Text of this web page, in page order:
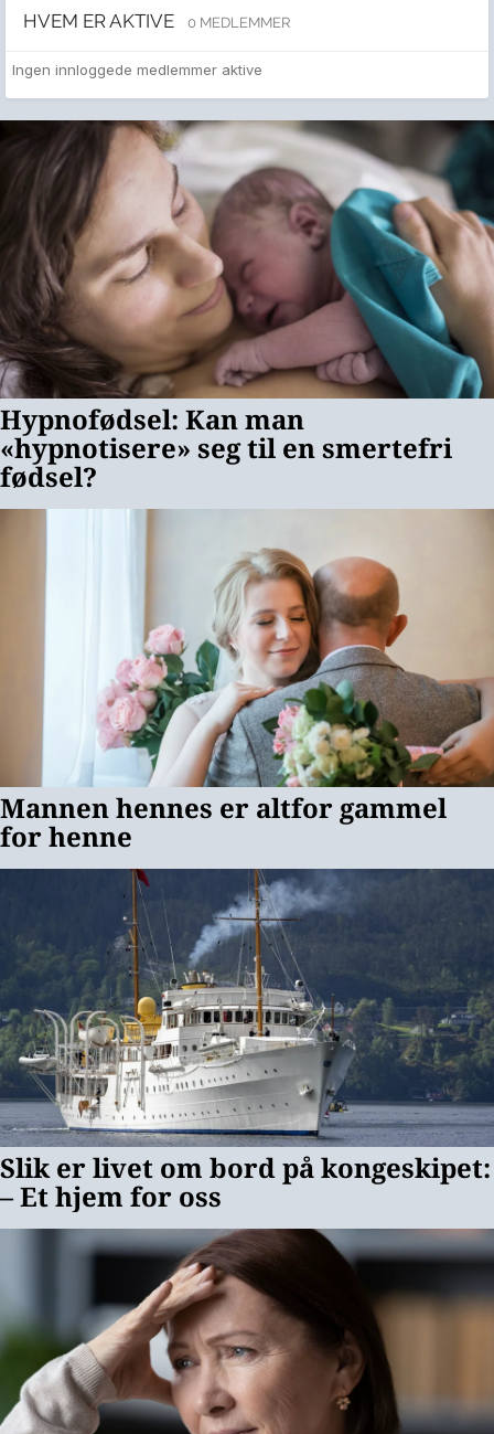
HVEM ER AKTIVE 0 MEDLEMMER
Ingen innloggede medlemmer aktive